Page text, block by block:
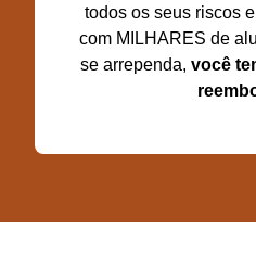
todos os seus riscos
com MILHARES de
se arrependa, você